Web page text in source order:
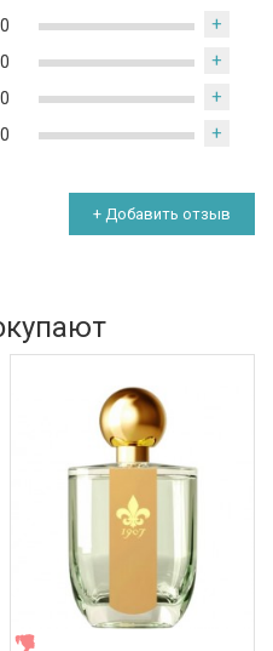
0 +
0 +
0 +
0 +
+ Добавить отзыв